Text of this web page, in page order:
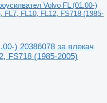
Volvo FL (01.00-)
FL7, FL10, FL12, FS718 (1985-
) 20386078 за влекач
FS718 (1985-2005)